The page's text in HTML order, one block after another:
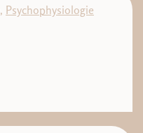
, Psychophysiologie